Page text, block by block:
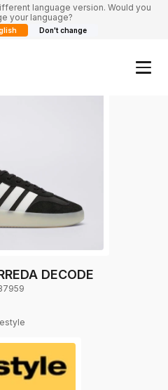
language version. Would you
your language?
Don't change
DECODE